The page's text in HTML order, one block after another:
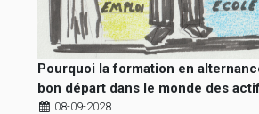
Pourquoi la formation en
bon départ dans le monde des
08-09-2028